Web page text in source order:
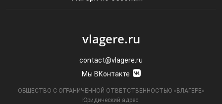
vlagere.ru
contact@vlagere.ru
Мы ВКонтакте
ОБЩЕСТВО С ОГРАНИЧЕННОЙ ОТВЕТСТВЕННОСТЬЮ «ВЛАГЕРЕ»
Юридический адрес: